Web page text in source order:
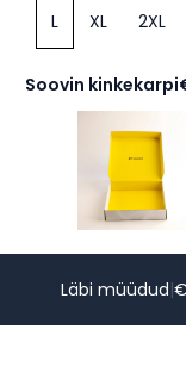
L XL 2XL
Soovin kinkekarpi
Läbi müüdud|€